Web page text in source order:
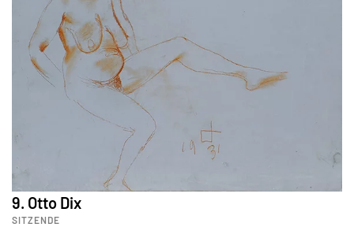
9. Otto Dix
SITZENDE